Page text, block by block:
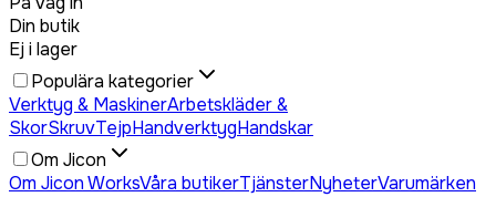
Din butik
Ej i lager
Populära kategorier
Verktyg & MaskinerArbetskläder &
SkorSkruvTejpHandverktygHandskar
Om Jicon
Om Jicon WorksVåra butikerTjänsterNyheterVarumärken